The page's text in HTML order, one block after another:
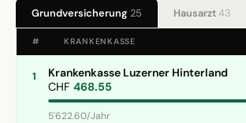
Grundversicherung 25 Hausarzt43
# KRANKENKASSE
1
Krankenkasse Luzerner Hinterland
CHF 468.55
5'622.60/Jahr